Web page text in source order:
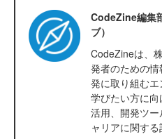
CodeZine編集
ブ）
CodeZineは、
発者のための
発に取り組む
学びたい方に
活用、開発ツ
ャリアに関する